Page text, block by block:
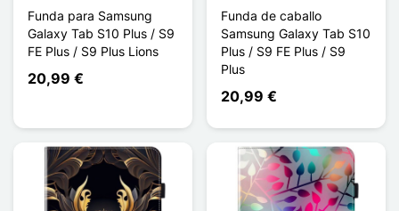
Funda para Samsung
Galaxy Tab S10 Plus / S9
FE Plus / S9 Plus Lions
20,99 €
Funda de caballo
Samsung Galaxy Tab S10
Plus / S9 FE Plus / S9
Plus
20,99 €